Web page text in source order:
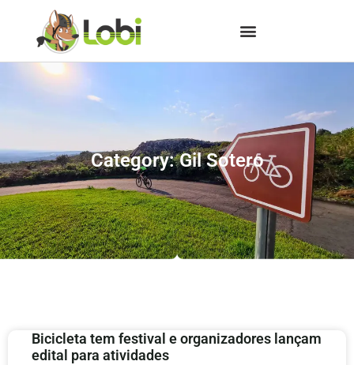
Category: Gil Sotero
Bicicleta tem festival e organizadores lançam
edital para atividades